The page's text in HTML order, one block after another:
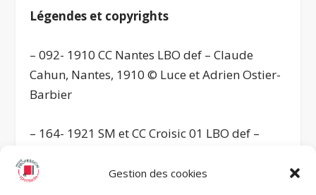
Gestion des cookies
Légendes et copyrights
– 092- 1910 CC Nantes LBO def – Claude
Cahun, Nantes, 1910 © Luce et Adrien Ostier-
Barbier
– 164- 1921 SM et CC Croisic 01 LBO def –
Cahun), Le Croisic, 1921 (photomontage